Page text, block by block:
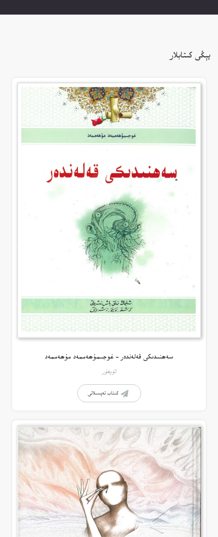
يېڭى كىتابلار
سەھنىدىكى قەلەندەر – غوجىمۇھەممەد مۇھەممەد
ئۇيغۇر
كىتاب تەپسىلاتى